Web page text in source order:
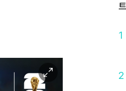
미
1
2